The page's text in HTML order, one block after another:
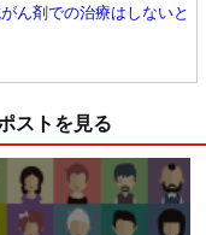
ん剤での治療はしないと
ストを見る